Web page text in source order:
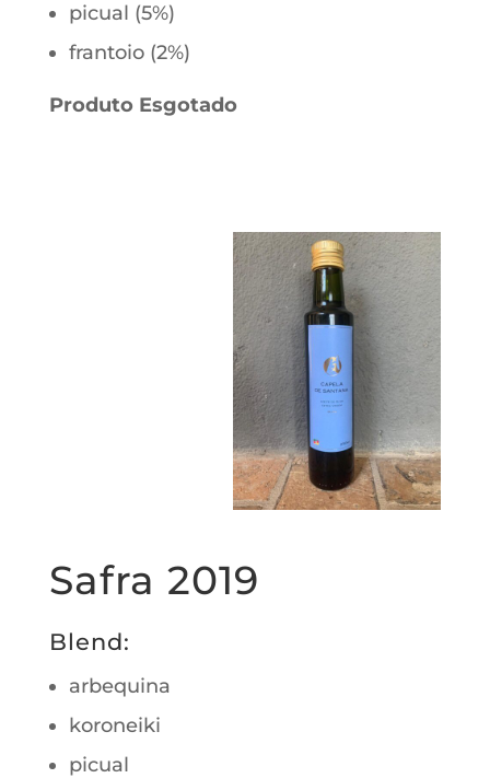
picual (5%)
frantoio (2%)
Produto Esgotado
Safra 2019
Blend:
arbequina
koroneiki
picual